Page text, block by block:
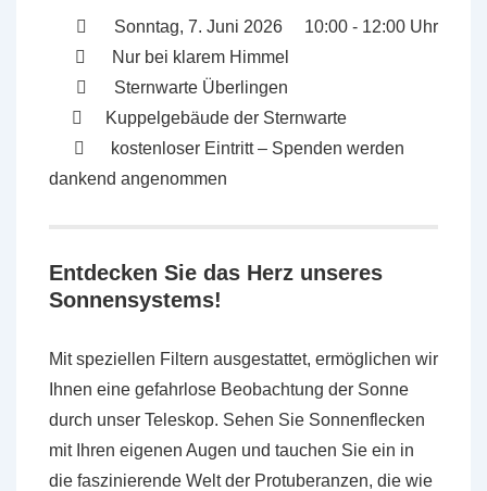
Sonntag, 7. Juni 2026 10:00 - 12:00 Uhr
Nur bei klarem Himmel
Sternwarte Überlingen
Kuppelgebäude der Sternwarte
kostenloser Eintritt – Spenden werden
dankend angenommen
Entdecken Sie das Herz unseres
Sonnensystems!
Mit speziellen Filtern ausgestattet, ermöglichen wir
Ihnen eine gefahrlose Beobachtung der Sonne
durch unser Teleskop. Sehen Sie Sonnenflecken
mit Ihren eigenen Augen und tauchen Sie ein in
die faszinierende Welt der Protuberanzen, die wie